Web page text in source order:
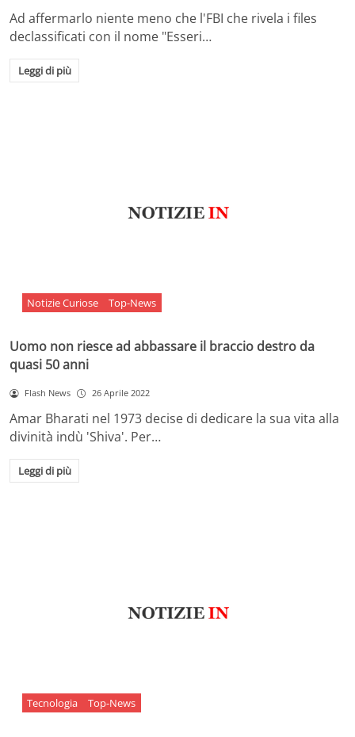
Ad affermarlo niente meno che l'FBI che rivela i files
declassificati con il nome "Esseri…
Leggi di più
Notizie Curiose Top-News
Uomo non riesce ad abbassare il braccio destro da
quasi 50 anni
Flash News 26 Aprile 2022
Amar Bharati nel 1973 decise di dedicare la sua vita alla
divinità indù 'Shiva'. Per…
Leggi di più
Tecnologia Top-News